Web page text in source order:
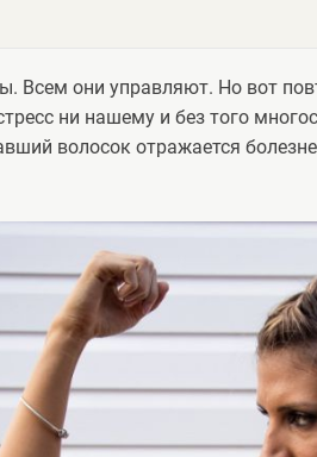
Всем они управляют. Но вот
ни нашему и без того
волосок отражается